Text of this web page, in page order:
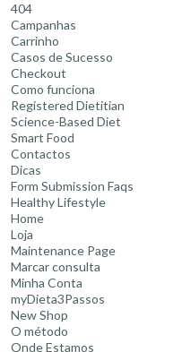
404
Campanhas
Carrinho
Casos de Sucesso
Checkout
Como funciona
Registered Dietitian
Science-Based Diet
Smart Food
Contactos
Dicas
Form Submission Faqs
Healthy Lifestyle
Home
Loja
Maintenance Page
Marcar consulta
Minha Conta
myDieta3Passos
New Shop
O método
Onde Estamos